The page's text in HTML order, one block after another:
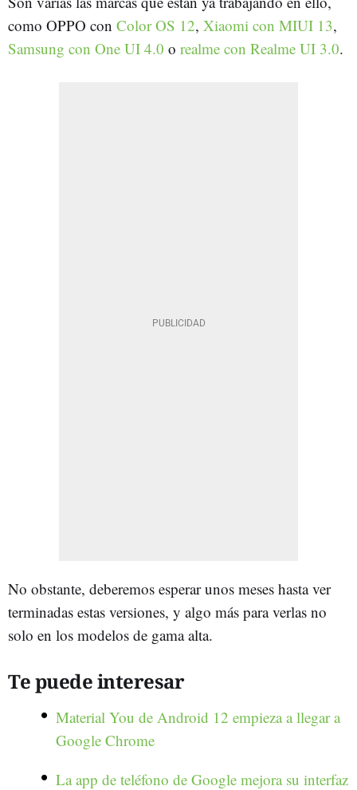
como OPPO con Color OS 12, Xiaomi con MIUI 13,
Samsung con One UI 4.0 o realme con Realme UI 3.0.
No obstante, deberemos esperar unos meses hasta ver
terminadas estas versiones, y algo más para verlas no
solo en los modelos de gama alta.
Te puede interesar
Material You de Android 12 empieza a llegar a
Google Chrome
La app de teléfono de Google mejora su interfaz